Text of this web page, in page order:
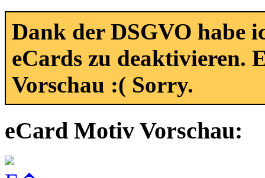
Dank der DSGVO habe
eCards zu deaktivieren.
Vorschau :( Sorry.
eCard Motiv Vorschau: